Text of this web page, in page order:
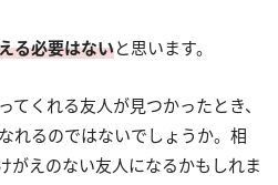
る必要はないと思います。
てくれる友人が見つかったとき、
れるのではないでしょうか。相
がえのない友人になるかもしれま